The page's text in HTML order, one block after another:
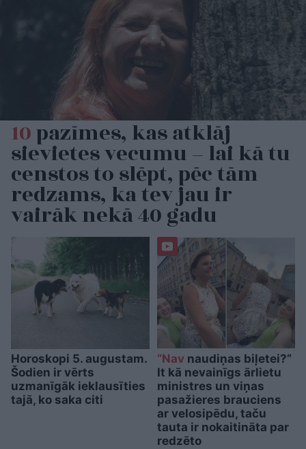
10pazīmes, kas atklāj
sievietes vecumu – lai kā tu
censtos to slēpt, pēc tām
redzams, ka tev jau ir
vairāk nekā 40 gadu
Horoskopi 5. augustam.
Šodien ir vērts
uzmanīgāk ieklausīties
tajā, ko saka citi
“Nav naudiņas biļetei?”
It kā nevainīgs ārlietu
ministres un viņas
pasažieres brauciens
ar velosipēdu, taču
tauta ir nokaitināta par
redzēto